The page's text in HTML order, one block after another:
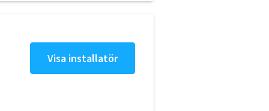
Visa installatör